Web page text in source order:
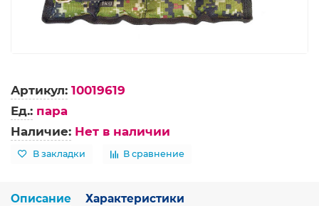
Артикул: 10019619
Ед.: пара
Наличие: Нет в наличии
В закладки В сравнение
Описание Характеристики